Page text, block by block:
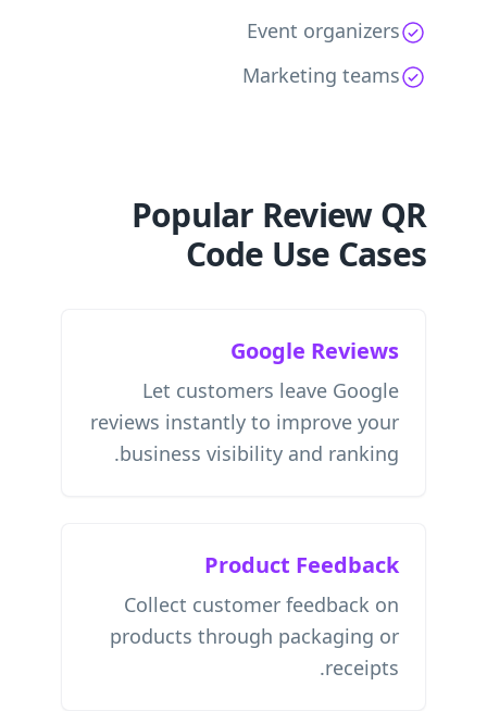
Event organizers
Marketing teams
Popular Review QR
Code Use Cases
Google Reviews
Let customers leave Google
reviews instantly to improve your
business visibility and ranking.
Product Feedback
Collect customer feedback on
products through packaging or
receipts.